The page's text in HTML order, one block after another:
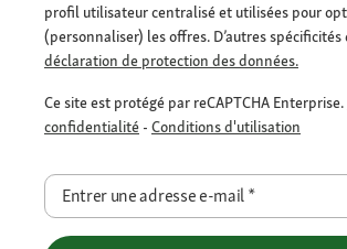
profil utilisateur centralisé et utilisées pour
(personnaliser) les offres. D’autres
déclaration de protection des données.
Ce site est protégé par reCAPTCHA Enterprise.
confidentialité - Conditions d'utilisation
Entrer une adresse e-mail*